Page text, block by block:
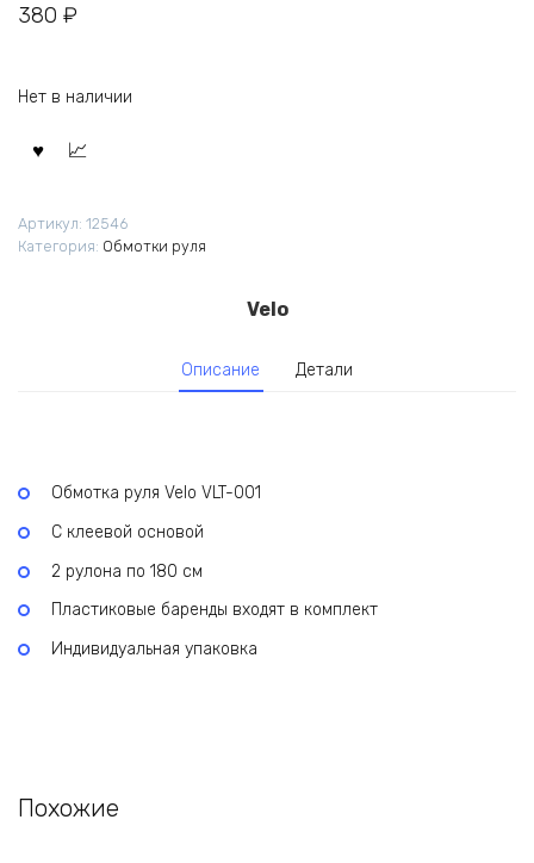
380 ₽
Нет в наличии
Артикул: 12546
Категория: Обмотки руля
Velo
Описание Детали
Обмотка руля Velo VLT-001
С клеевой основой
2 рулона по 180 см
Пластиковые баренды входят в комплект
Индивидуальная упаковка
Похожие